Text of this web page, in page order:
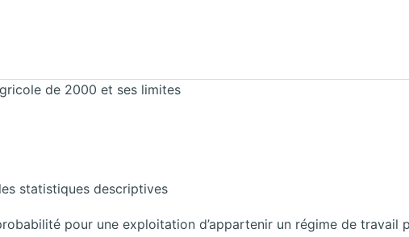
de 2000 et ses limites
statistiques descriptives
pour une exploitation d’appartenir un régime de travail